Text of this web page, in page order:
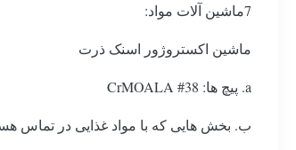
7ماشین آلات مواد:
ماشین اکستروژور اسنک ذرت
a. پیچ ها: 38# CrMOALA
ب. بخش هایی که با مواد غذایی در تماس